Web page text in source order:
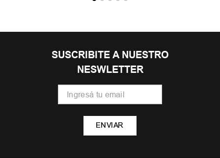
SUSCRIBITE A NUESTRO
NESWLETTER
ENVIAR